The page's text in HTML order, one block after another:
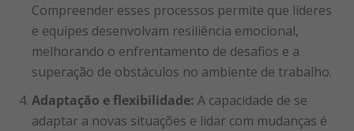
Compreender esses processos permite que líderes
e equipes desenvolvam resiliência emocional,
melhorando o enfrentamento de desafios e a
superação de obstáculos no ambiente de trabalho.
Adaptação e flexibilidade: A capacidade de se
adaptar a novas situações e lidar com mudanças é